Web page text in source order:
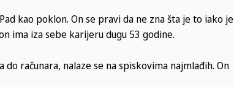
kao poklon. On se pravi da ne zna šta je to iako je
ima iza sebe karijeru dugu 53 godine.
računara, nalaze se na spiskovima najmlađih. On